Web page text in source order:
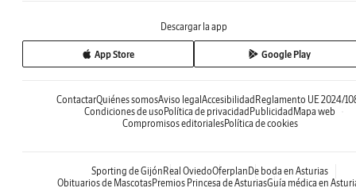
Descargar la app
App Store Google Play
ContactarQuiénes somosAviso legal Accesibilidad Reglamento UE 2024/
Condiciones de uso Política de privacidad Publicidad Mapa web
Compromisos editorialesPolítica de cookies
Sporting de Gijón Real OviedoOferplan De boda en Asturias
Obituarios de MascotasPremios Princesa de AsturiasGuía médica en